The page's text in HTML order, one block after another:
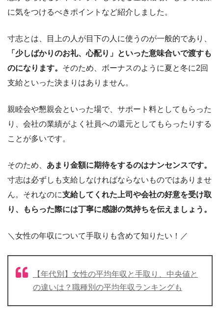
に気をつけるべきポイントなど紹介しました。
寸志とは、目上の人が目下の人に使うのが一般的であり、
「少しばかりのお礼、心配り」といった意味合いで渡すも
のになります。 そのため、ボーナスのように夏と冬に2回
支給といった決まりはありません。
親睦会や懇親会といった場で、サポート料としてもらった
り、会社の業績がよく社員への還元としてもらったりする
ことが多いです。
そのため、 あまり金額に期待をするのはナンセンスです。
寸志は必ずしも支給しなければならないものではありませ
ん。それなのに支給してくれた上司や会社の好意を受け取
り、もらった際には丁寧に感謝の気持ちを伝えましょう。
＼女性の年収について手取りも含めて知りたい！／
【年代別】女性の平均年収と手取り、中央値と
の違いは？職種別の平均年収ランキングも